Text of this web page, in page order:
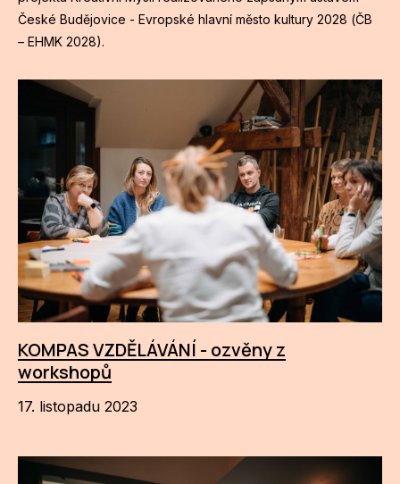
České Budějovice - Evropské hlavní město kultury 2028 (ČB
– EHMK 2028).
KOMPAS VZDĚLÁVÁNÍ - ozvěny z
workshopů
17. listopadu 2023